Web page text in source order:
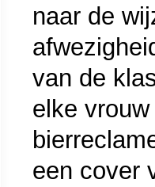
naar de
van de
elke
een cover